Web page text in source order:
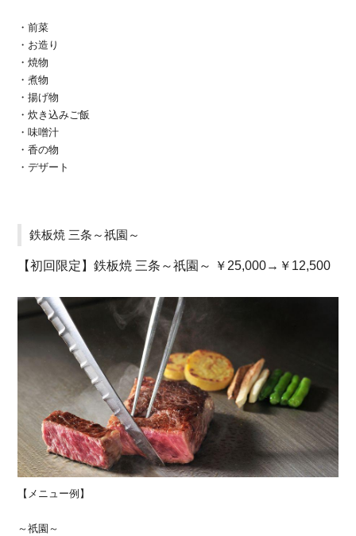
・前菜
・お造り
・焼物
・煮物
・揚げ物
・炊き込みご飯
・味噌汁
・香の物
・デザート
鉄板焼 三条～祇園～
【初回限定】鉄板焼 三条～祇園～ ￥25,000→￥12,500
【メニュー例】
～祇園～